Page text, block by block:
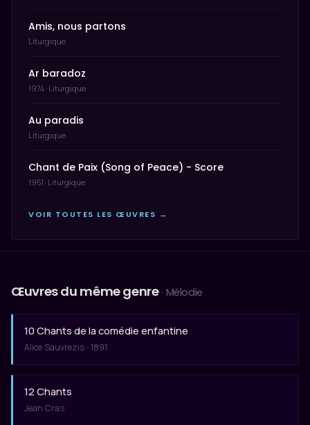
Amis, nous partons
Liturgique
Ar baradoz
1974 · Liturgique
Au paradis
Liturgique
Chant de Paix (Song of Peace) - Score
1951 · Liturgique
VOIR TOUTES LES ŒUVRES →
Œuvres du même genre · Mélodie
10 Chants de la comédie enfantine
Alice Sauvrezis · 1891
12 Chants
Jean Cras